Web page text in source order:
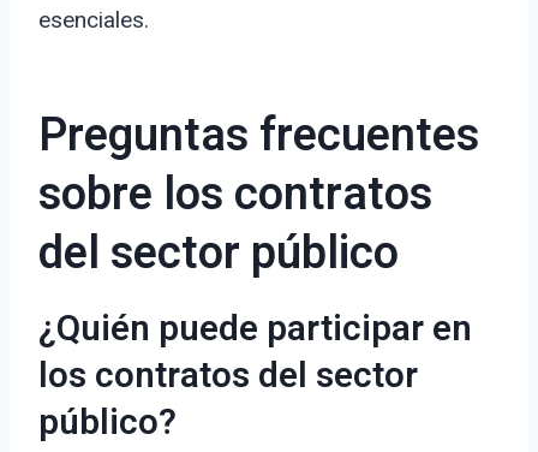
esenciales.
Preguntas frecuentes
sobre los contratos
del sector público
¿Quién puede participar en
los contratos del sector
público?